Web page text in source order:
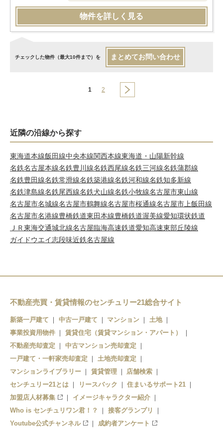
物件を詳しく見る
チェックした物件（最大10件まで）を まとめてお問い合わせ
1 2
近隣の沿線から探す
東海道本線飯田線中央本線関西本線東海道・山陽新幹線
名鉄名古屋本線名鉄豊川線名鉄西尾線名鉄三河線名鉄蒲郡線
名鉄豊田線名鉄常滑線名鉄築港線名鉄河和線名鉄知多新線
名鉄津島線名鉄尾西線名鉄犬山線名鉄小牧線名古屋市東山線
名古屋市名城線名古屋市鶴舞線名古屋市桜通線名古屋市上飯田線
名古屋市名港線豊橋鉄道東田本線豊橋鉄道渥美線愛知環状鉄道
ＪＲ東海交通城北線名古屋臨海高速鉄道愛知高速東部丘陵線
ガイドウエイ志段味近鉄名古屋線
不動産売買・賃貸情報のセンチュリー21総合サイト
新築一戸建て 中古一戸建て マンション
土地
事業投資用物件
賃貸住宅（賃貸マンション・アパート）
不動産売却査定
中古マンション売却査定
一戸建て・一軒家売却査定
土地売却査定
マンションライブラリー
賃貸管理
店舗検索
センチュリー21とは
リースバック
住まいるサポート21
加盟店人材募集
イメージキャラクター紹介
Who is センチュリワン君！？
接客グランプリ
Youtube公式チャンネル
成約者アンケート